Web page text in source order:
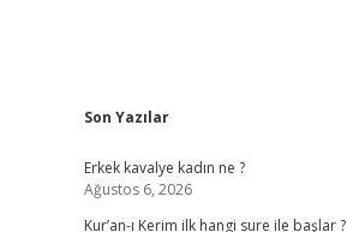
Sidebar
Son Yazılar
Erkek kavalye kadın ne ?
Ağustos 6, 2026
Kur’an-ı Kerim ilk hangi sure ile başlar ?
piabellacasinohiltonbet giriş